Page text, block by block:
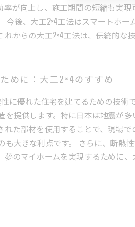
率が向上し、施工期間の短縮も実
今後、大工2×4工法はスマートホ
からの大工2×4工法は、伝統的な
めに：大工2×4のすすめ
に優れた住宅を建てるための技
を提供します。特に日本は地震が
れた部材を使用することで、現場
も大きな利点です。 さらに、断熱
のマイホームを実現するために、